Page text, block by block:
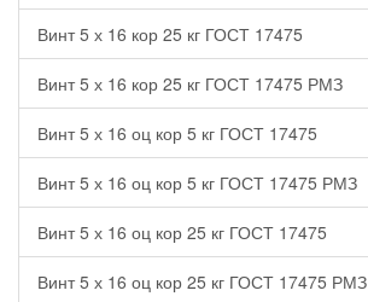
Винт 5 х 16 кор 25 кг ГОСТ 17475
Винт 5 х 16 кор 25 кг ГОСТ 17475 РМЗ
Винт 5 х 16 оц кор 5 кг ГОСТ 17475
Винт 5 х 16 оц кор 5 кг ГОСТ 17475 РМЗ
Винт 5 х 16 оц кор 25 кг ГОСТ 17475
Винт 5 х 16 оц кор 25 кг ГОСТ 17475 РМЗ